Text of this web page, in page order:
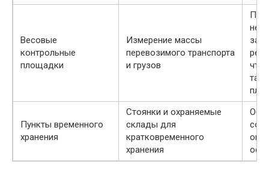
Весовые
контрольные
площадки
Измерение массы
перевозимого транспорта
и грузов
что
Пункты временного
хранения
Стоянки и охраняемые
склады для
кратковременного
хранения